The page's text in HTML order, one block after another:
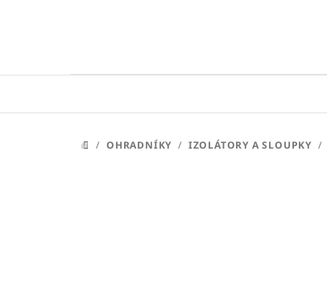
DOMŮ
/ OHRADNÍKY / IZOLÁTORY A SLOUPKY /